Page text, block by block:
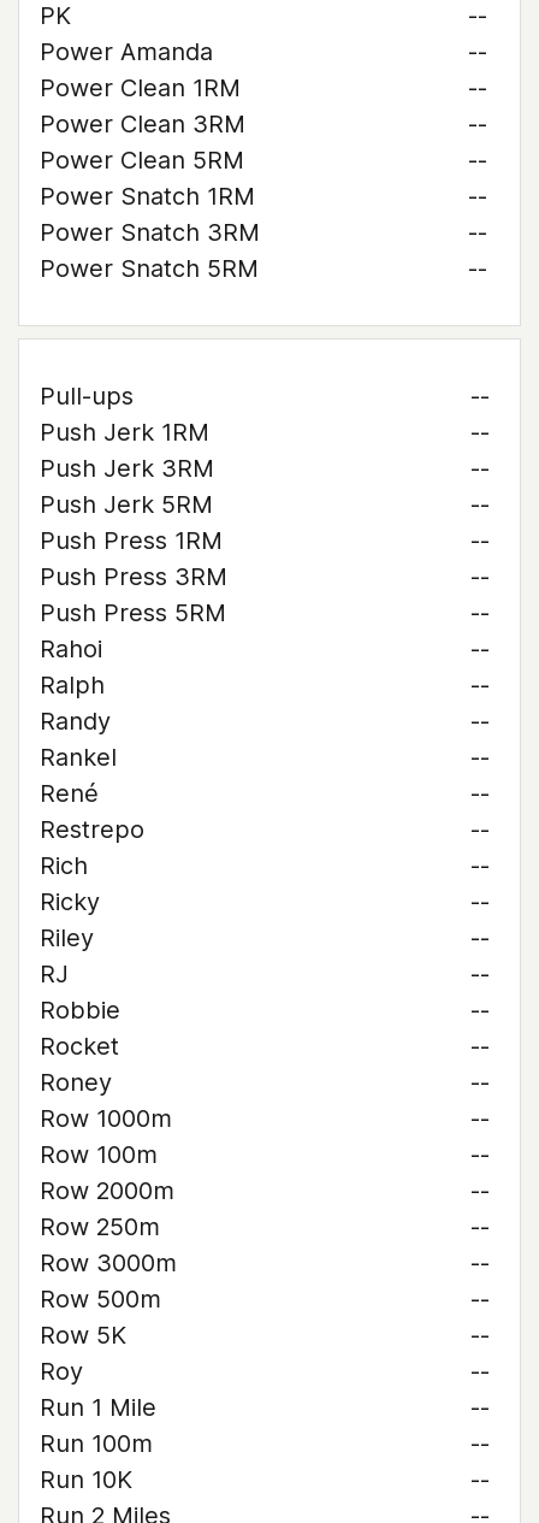
PK
--
Power Amanda
--
Power Clean 1RM
--
Power Clean 3RM
--
Power Clean 5RM
--
Power Snatch 1RM
--
Power Snatch 3RM
--
Power Snatch 5RM
--
Pull-ups
--
Push Jerk 1RM
--
Push Jerk 3RM
--
Push Jerk 5RM
--
Push Press 1RM
--
Push Press 3RM
--
Push Press 5RM
--
Rahoi
--
Ralph
--
Randy
--
Rankel
--
René
--
Restrepo
--
Rich
--
Ricky
--
Riley
--
RJ
--
Robbie
--
Rocket
--
Roney
--
Row 1000m
--
Row 100m
--
Row 2000m
--
Row 250m
--
Row 3000m
--
Row 500m
--
Row 5K
--
Roy
--
Run 1 Mile
--
Run 100m
--
Run 10K
--
Run 2 Miles
--